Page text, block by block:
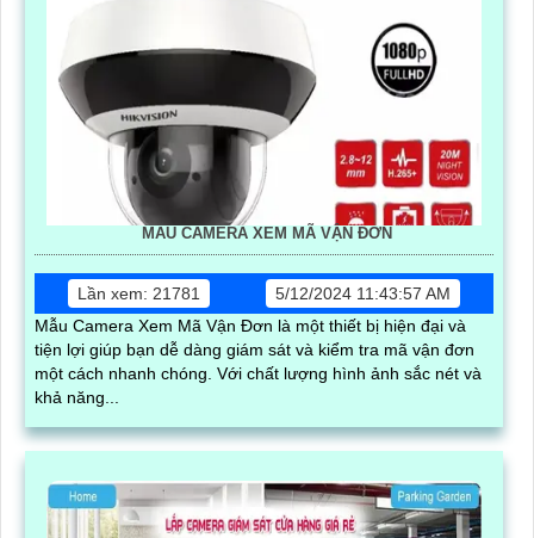
MẪU CAMERA XEM MÃ VẬN ĐƠN
Lần xem: 21781
5/12/2024 11:43:57 AM
Mẫu Camera Xem Mã Vận Đơn là một thiết bị hiện đại và
tiện lợi giúp bạn dễ dàng giám sát và kiểm tra mã vận đơn
một cách nhanh chóng. Với chất lượng hình ảnh sắc nét và
khả năng...